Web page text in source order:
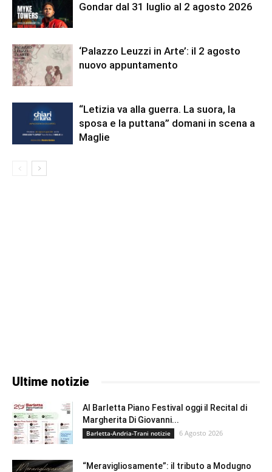
Gondar dal 31 luglio al 2 agosto 2026
‘Palazzo Leuzzi in Arte’: il 2 agosto
nuovo appuntamento
“Letizia va alla guerra. La suora, la
sposa e la puttana” domani in scena a
Maglie
Ultime notizie
Al Barletta Piano Festival oggi il Recital di
Margherita Di Giovanni...
Barletta-Andria-Trani notizie 6 Agosto 2026
“Meravigliosamente”: il tributo a Modugno